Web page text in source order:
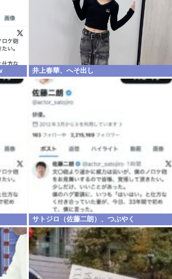
井上春華、へそ出し
サトジロ（佐藤二朗）、つぶやく